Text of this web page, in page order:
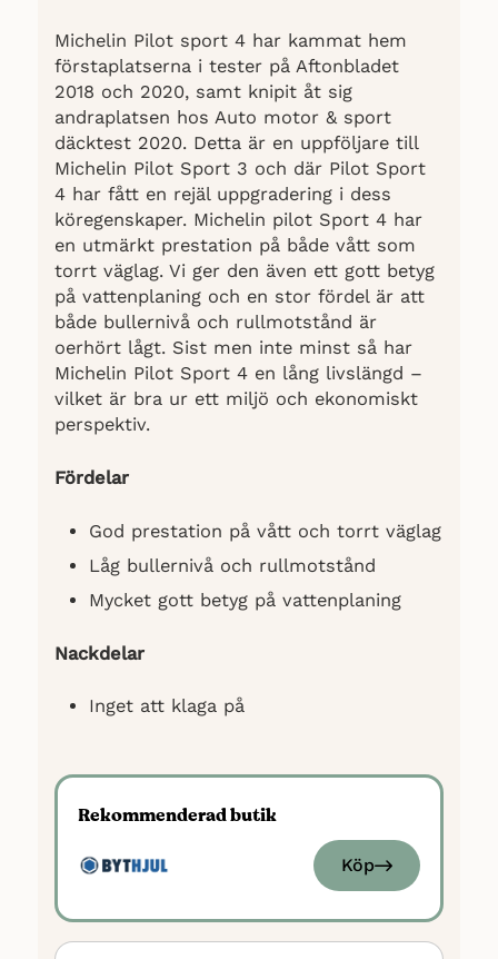
Michelin Pilot sport 4 har kammat hem
förstaplatserna i tester på Aftonbladet
2018 och 2020, samt knipit åt sig
andraplatsen hos Auto motor & sport
däcktest 2020. Detta är en uppföljare till
Michelin Pilot Sport 3 och där Pilot Sport
4 har fått en rejäl uppgradering i dess
köregenskaper. Michelin pilot Sport 4 har
en utmärkt prestation på både vått som
torrt väglag. Vi ger den även ett gott betyg
på vattenplaning och en stor fördel är att
både bullernivå och rullmotstånd är
oerhört lågt. Sist men inte minst så har
Michelin Pilot Sport 4 en lång livslängd –
vilket är bra ur ett miljö och ekonomiskt
perspektiv.
Fördelar
God prestation på vått och torrt väglag
Låg bullernivå och rullmotstånd
Mycket gott betyg på vattenplaning
Nackdelar
Inget att klaga på
Rekommenderad butik
Köp